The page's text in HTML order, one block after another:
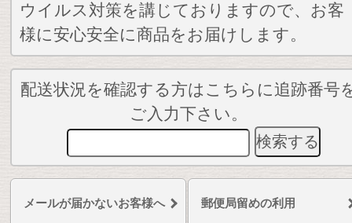
ウイルス対策を講じておりますので、お客
様に安心安全に商品をお届けします。
配送状況を確認する方はこちらに追跡番号
ご入力下さい。
メールが届かないお客様へ 郵便局留めの利用